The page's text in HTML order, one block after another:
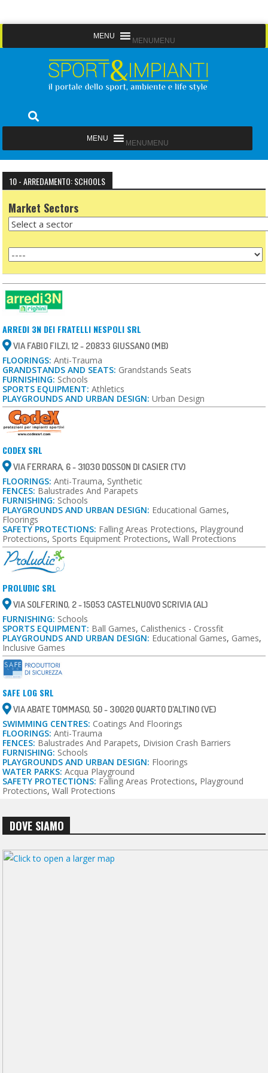
to
MENU MENU
Sport&Impianti
MENU MENU
10 - ARREDAMENTO: SCHOOLS
Market Sectors
ARREDI 3N DEI FRATELLI NESPOLI SRL
VIA FABIO FILZI, 12 - 20833 GIUSSANO (MB)
FLOORINGS: Anti-Trauma
GRANDSTANDS AND SEATS: Grandstands Seats
FURNISHING: Schools
SPORTS EQUIPMENT: Athletics
PLAYGROUNDS AND URBAN DESIGN: Urban Design
CODEX SRL
VIA FERRARA, 6 - 31030 DOSSON DI CASIER (TV)
FLOORINGS: Anti-Trauma, Synthetic
FENCES: Balustrades And Parapets
FURNISHING: Schools
PLAYGROUNDS AND URBAN DESIGN: Educational Games,
Floorings
SAFETY PROTECTIONS: Falling Areas Protections, Playground
Protections, Sports Equipment Protections,Wall Protections
PROLUDIC SRL
VIA SOLFERINO, 2 - 15053 CASTELNUOVO SCRIVIA (AL)
FURNISHING: Schools
SPORTS EQUIPMENT: Ball Games, Calisthenics - Crossfit
PLAYGROUNDS AND URBAN DESIGN: Educational Games, Games,
Inclusive Games
SAFE LOG SRL
VIA ABATE TOMMASO, 50 - 30020 QUARTO D'ALTINO (VE)
SWIMMING CENTRES: Coatings And Floorings
FLOORINGS: Anti-Trauma
FENCES: Balustrades And Parapets, Division Crash Barriers
FURNISHING: Schools
PLAYGROUNDS AND URBAN DESIGN: Floorings
WATER PARKS: Acqua Playground
SAFETY PROTECTIONS: Falling Areas Protections, Playground
Protections,Wall Protections
DOVE SIAMO